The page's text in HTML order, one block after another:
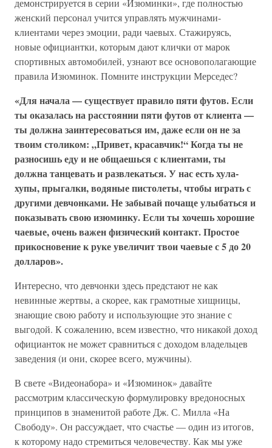
демонстрируется в серии «Изюминки», где полностью
женский персонал учится управлять мужчинами-
клиентами через эмоции, ради чаевых. Стажируясь,
новые официантки, которым дают клички от марок
спортивных автомобилей, узнают все основополагающие
правила Изюминок. Помните инструкции Мерседес?
«Для начала — существует правило пяти футов. Если
ты оказалась на расстоянии пяти футов от клиента —
ты должна заинтересоваться им, даже если он не за
твоим столиком: „Привет, красавчик!“ Когда ты не
разносишь еду и не общаешься с клиентами, ты
должна танцевать и развлекаться. У нас есть хула-
хупы, прыгалки, водяные пистолеты, чтобы играть с
другими девчонками. Не забывай почаще улыбаться и
показывать свою изюминку. Если ты хочешь хорошие
чаевые, очень важен физический контакт. Простое
прикосновение к руке увеличит твои чаевые с 5 до 20
долларов».
Интересно, что девчонки здесь предстают не как
невинные жертвы, а скорее, как грамотные хищницы,
знающие свою работу и использующие это знание с
выгодой. К сожалению, всем известно, что никакой доход
официанток не может сравниться с доходом владельцев
заведения (и они, скорее всего, мужчины).
В свете «Видеонабора» и «Изюминок» давайте
рассмотрим классическую формулировку вредоносных
принципов в знаменитой работе Дж. С. Милла «На
Свободу». Он рассуждает, что счастье — один из итогов,
к которому надо стремиться человечеству. Как мы уже